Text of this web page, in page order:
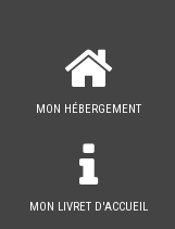
MON HÉBERGEMENT
MON LIVRET D'ACCUEIL